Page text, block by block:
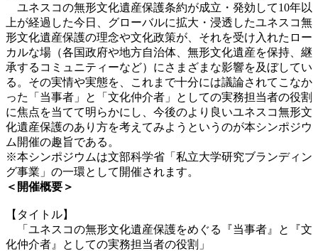
ユネスコの無形文化遺産保護条約が成立・発効して10年以
上が経過した今日、グローバルに拡大・浸透したユネスコ無
形文化遺産保護の理念や文化政策が、それを受け入れたロー
カルな場（各国政府や地方自治体、無形文化遺産を保持、継
承するコミュニティーなど）にさまざまな影響を及ぼしてい
る。その実情や実態を、これまで十分には議論されてこなか
った「当事者」と「文化仲介者」としての実務担当者の役割
に焦点を当てて明らかにし、今後のより良いユネスコ無形文
化遺産保護のあり方を考えてみようというのが本シンポジウ
ム開催の趣旨である。
※本シンポジウムは文部科学省「私立大学研究ブランディン
グ事業」の一環として開催されます。
＜開催概要＞
【タイトル】
「ユネスコの無形文化遺産保護をめぐる『当事者』と『文
化仲介者』としての実務担当者の役割」